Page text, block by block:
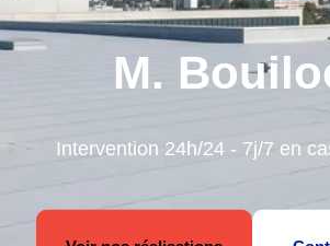
M.
Intervention 24h/24 - 7j/7 en